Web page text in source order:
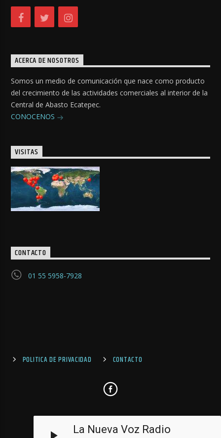
ACERCA DE NOSOTROS
Somos un medio de comunicación que nace como producto
del crecimiento de las actividades comerciales al interior de la
Central de Abasto Ecatepec.
CONOCENOS
VISITAS
CONTACTO
01 55 5958-7928
POLITICA DE PRIVACIDAD CONTACTO
La Nueva Voz Radio